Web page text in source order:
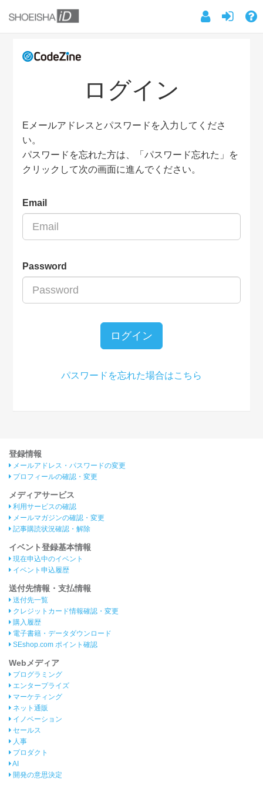
ログイン
Eメールアドレスとパスワードを入力してくださ
い。
パスワードを忘れた方は、「パスワード忘れた」を
クリックして次の画面に進んでください。
Email
Password
ログイン
パスワードを忘れた場合はこちら
登録情報
メールアドレス・パスワードの変更
プロフィールの確認・変更
メディアサービス
利用サービスの確認
メールマガジンの確認・変更
記事購読状況確認・解除
イベント登録基本情報
現在申込中のイベント
イベント申込履歴
送付先情報・支払情報
送付先一覧
クレジットカード情報確認・変更
購入履歴
電子書籍・データダウンロード
SEshop.com ポイント確認
Webメディア
プログラミング
エンタープライズ
マーケティング
ネット通販
イノベーション
セールス
人事
プロダクト
AI
開発の意思決定